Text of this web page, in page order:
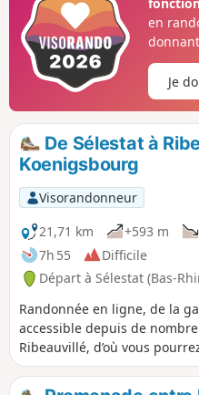
en
Je
De Sélestat à
Koenigsbourg
Visorandonneur
21,71 km
+593 m
7h 55
Difficile
Départ à Sélestat (Bas-
Randonnée en ligne, de la
accessible depuis de
Ribeauvillé, d’où vous
par bus. Le trajet vous fera
panorama sur les Vosges,